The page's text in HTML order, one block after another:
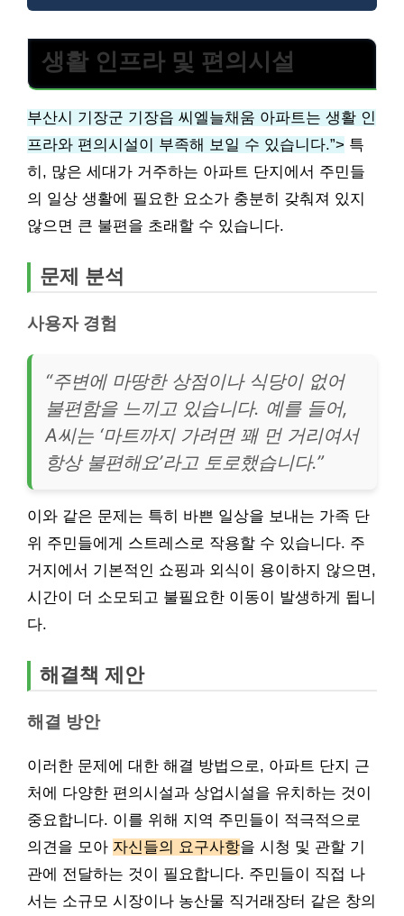
생활 인프라 및 편의시설
부산시 기장군 기장읍 씨엘늘채움 아파트는 생활 인
프라와 편의시설이 부족해 보일 수 있습니다.”> 특
히, 많은 세대가 거주하는 아파트 단지에서 주민들
의 일상 생활에 필요한 요소가 충분히 갖춰져 있지
않으면 큰 불편을 초래할 수 있습니다.
문제 분석
사용자 경험
“주변에 마땅한 상점이나 식당이 없어
불편함을 느끼고 있습니다. 예를 들어,
A씨는 ‘마트까지 가려면 꽤 먼 거리여서
항상 불편해요’라고 토로했습니다.”
이와 같은 문제는 특히 바쁜 일상을 보내는 가족 단
위 주민들에게 스트레스로 작용할 수 있습니다. 주
거지에서 기본적인 쇼핑과 외식이 용이하지 않으면,
시간이 더 소모되고 불필요한 이동이 발생하게 됩니
다.
해결책 제안
해결 방안
이러한 문제에 대한 해결 방법으로, 아파트 단지 근
처에 다양한 편의시설과 상업시설을 유치하는 것이
중요합니다. 이를 위해 지역 주민들이 적극적으로
의견을 모아 자신들의 요구사항을 시청 및 관할 기
관에 전달하는 것이 필요합니다. 주민들이 직접 나
서는 소규모 시장이나 농산물 직거래장터 같은 창의